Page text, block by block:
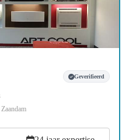
Geverifieerd